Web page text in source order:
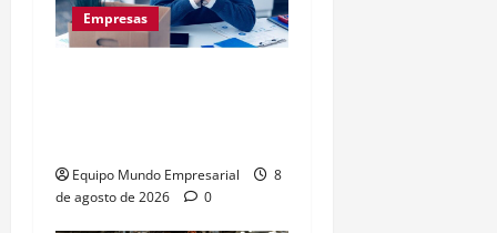
Empresas
Equipo Mundo Empresarial
8
de agosto de 2026
0